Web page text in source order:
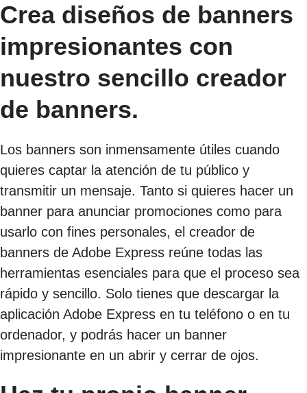
Crea diseños de banners
impresionantes con
nuestro sencillo creador
de banners.
Los banners son inmensamente útiles cuando
quieres captar la atención de tu público y
transmitir un mensaje. Tanto si quieres hacer un
banner para anunciar promociones como para
usarlo con fines personales, el creador de
banners de Adobe Express reúne todas las
herramientas esenciales para que el proceso sea
rápido y sencillo. Solo tienes que descargar la
aplicación Adobe Express en tu teléfono o en tu
ordenador, y podrás hacer un banner
impresionante en un abrir y cerrar de ojos.